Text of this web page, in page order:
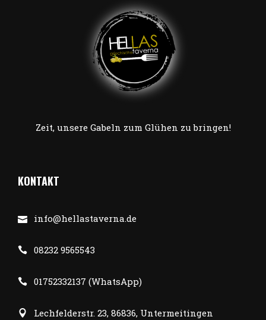
Zeit, unsere Gabeln zum Glühen zu bringen!
KONTAKT
info@hellastaverna.de
08232 9565543
01752332137 (WhatsApp)
Lechfelderstr. 23, 86836, Untermeitingen